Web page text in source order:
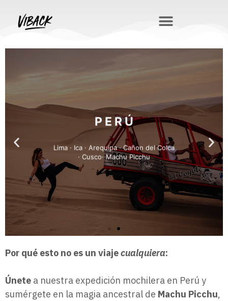
P E R Ú
Lima · Ica · Arequipa · Cañon del Colca
· Cusco· Machu Picchu
Por qué esto no es un viajecualquiera:
Únete a nuestra expedición mochilera en Perú y
sumérgete en la magia ancestral de Machu Picchu,